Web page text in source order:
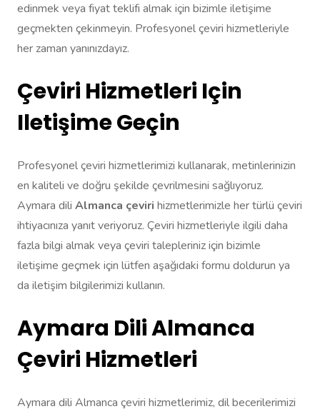
edinmek veya fiyat teklifi almak için bizimle iletişime
geçmekten çekinmeyin. Profesyonel çeviri hizmetleriyle
her zaman yanınızdayız.
Çeviri Hizmetleri Için
Iletişime Geçin
Profesyonel çeviri hizmetlerimizi kullanarak, metinlerinizin
en kaliteli ve doğru şekilde çevrilmesini sağlıyoruz.
Aymara dili Almanca çeviri hizmetlerimizle her türlü çeviri
ihtiyacınıza yanıt veriyoruz. Çeviri hizmetleriyle ilgili daha
fazla bilgi almak veya çeviri talepleriniz için bizimle
iletişime geçmek için lütfen aşağıdaki formu doldurun ya
da iletişim bilgilerimizi kullanın.
Aymara Dili Almanca
Çeviri Hizmetleri
Aymara dili Almanca çeviri hizmetlerimiz, dil becerilerimizi